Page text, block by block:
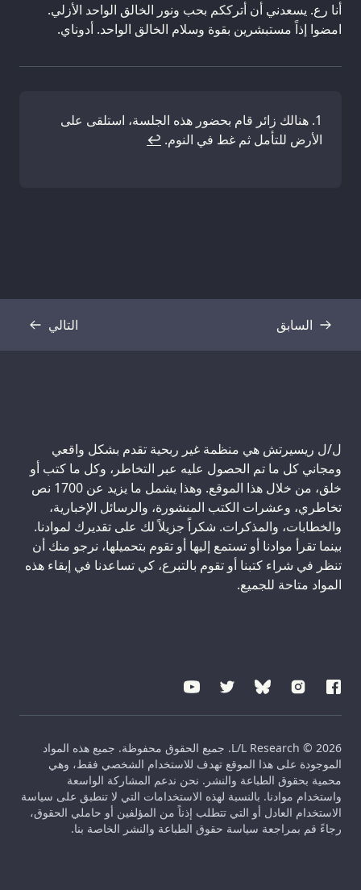
أنا رع. يسعدني أن أترككم بحب ونور الخالق الواحد الأزلي.
امضوا إذاً مستبشرين بقوة وسلام الخالق الواحد. أدوناي.
هنالك زائر قام بحضور هذه الجلسة، استلقى على
الأرض للتأمل ثم غط في النوم. ↩
السابقنص التالي
نص
ل/ل ريسيرتش هي منظمة غير ربحية تقدم بشكل واقعي
ومجاني كل ما تم الحصول عليه عبر التخاطر، وكل ما كتب أو
خلق، من خلال هذا الموقع. وهذا يشمل ما يزيد عن 1700 نص
تخاطري، وعشرات الكتب المنشورة، والرسائل الإخبارية،
والخطابات، والمذكرات. شكراً جزيلاً لك على تقديرك لموادنا.
بينما تقرأ موادنا أو تستمع إليها أو تقوم بتحميلها، نرجو منك أن
تنظر في شراء كتبنا أو تقوم بالتبرع، كي تساعدنا في إبقاء هذه
المواد متاحة للجميع.
L/L Research © 2026. جميع الحقوق محفوظة. جميع هذه المواد
الموجودة على هذا الموقع تهدف للاستخدام الشخصي فقط، وهي
محمية بحقوق الطباعة والنشر. نحن ندعم المشاركة الواسعة
واستخدام موادنا. بالنسبة لهذه الاستخدامات التي لا تنطبق على سياسة
الاستخدام العادل أو التي تتطلب إذناً من المؤلفين أو حاملي الحقوق،
رجاءً قم بمراجعة سياسة حقوق الطباعة والنشر الخاصة بنا.